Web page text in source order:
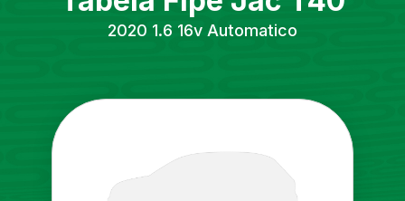
2020 1.6 16v Automatico